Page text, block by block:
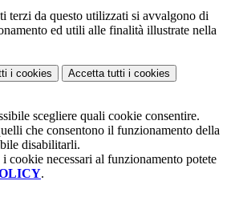
terzi da questo utilizzati si avvalgono di
ed utili alle finalità illustrate nella
i cookies Accetta tutti i cookies
scegliere quali cookie consentire.
che consentono il funzionamento della
disabilitarli.
cookie necessari al funzionamento potete
.